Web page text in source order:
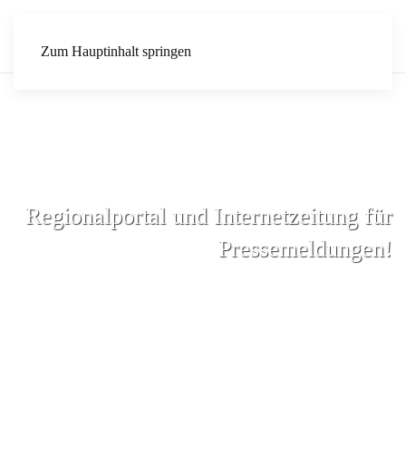
Zum Hauptinhalt springen
Regionalportal und Internetzeitung für
Pressemeldungen!